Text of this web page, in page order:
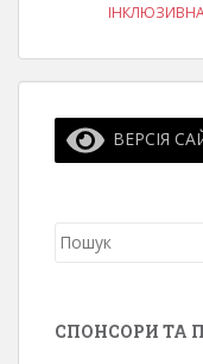
ІНКЛЮЗИВНА
ВЕРСІЯ
Пошук
СПОНСОРИ ТА